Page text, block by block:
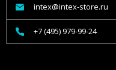
intex@intex-store.ru
+7 (495) 979-99-24